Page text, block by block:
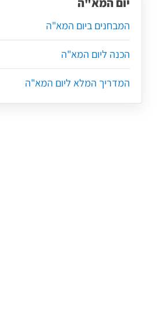
המבחנים ביום המא"ה
הכנה ליום המא"ה
המדריך המלא ליום המא"ה